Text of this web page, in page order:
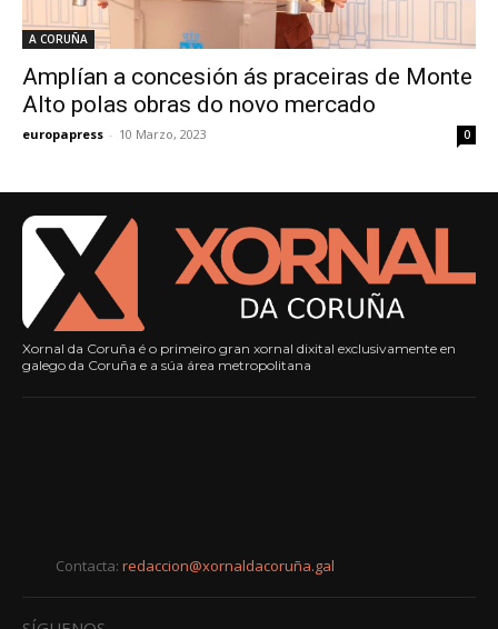
A CORUÑA
Amplían a concesión ás praceiras de Monte
Alto polas obras do novo mercado
europapress - 10 Marzo, 2023 0
Xornal da Coruña é o primeiro gran xornal dixital exclusivamente en
galego da Coruña e a súa área metropolitana
Contacta: redaccion@xornaldacoruña.gal